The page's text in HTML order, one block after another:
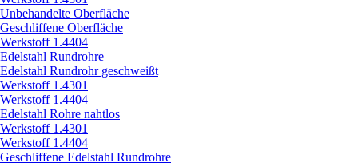
Unbehandelte Oberfläche
Geschliffene Oberfläche
Werkstoff 1.4404
Edelstahl Rundrohre
Edelstahl Rundrohr geschweißt
Werkstoff 1.4301
Werkstoff 1.4404
Edelstahl Rohre nahtlos
Werkstoff 1.4301
Werkstoff 1.4404
Geschliffene Edelstahl Rundrohre